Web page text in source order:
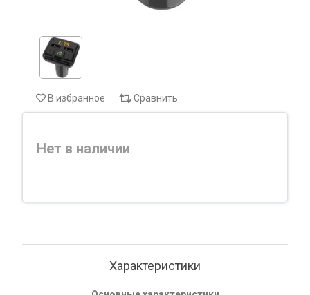
В избранное Сравнить
Нет в наличии
Характеристики